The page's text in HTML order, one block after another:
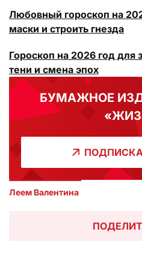
Любовный гороскоп на
маски и строить гнезда
Гороскоп на 2026 год для
тени и смена эпох
БУМАЖНОЕ
ПОДПИСКА
Леем Валентина